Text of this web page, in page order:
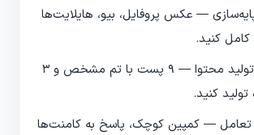
— عکس پروفایل، بیو، هایلایت‌ها
کامل کنید.
هفته دوم: تولید محتوا — 9 پست با تم مشخص و 3
تولید کنید.
— کمپین کوچک، پاسخ به کامنت‌ها